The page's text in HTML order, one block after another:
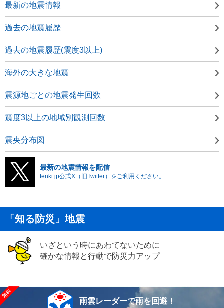
最新の地震情報
過去の地震履歴
過去の地震履歴(震度3以上)
海外の大きな地震
震源地ごとの地震発生回数
震度3以上の地域別観測回数
震央分布図
最新の地震情報を配信
tenki.jp公式X（旧Twitter）をご利用ください。
「知る防災」地震
いざという時にあわてないために
確かな情報と行動で防災力アップ
雨雲レーダーで雨を回避！